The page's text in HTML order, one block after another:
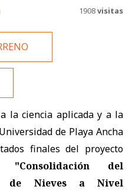
1908visitas
la ciencia aplicada y a la
de Playa Ancha
finales del proyecto
"Consolidación del
de Nieves a Nivel